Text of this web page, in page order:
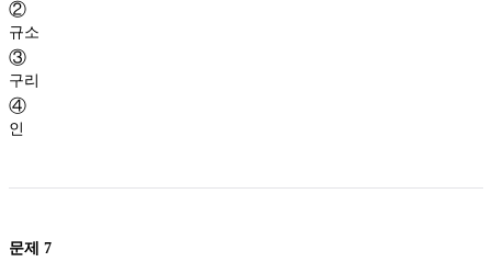
②
규소
③
구리
④
인
문제 7